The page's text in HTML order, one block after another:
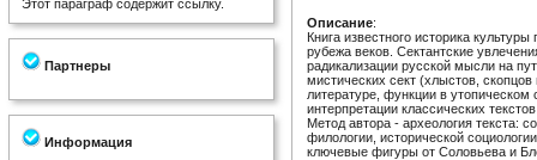
Этот параграф содержит ссылку.
Партнеры
Информация
Описание:
Книга известного историка
рубежа веков. Сектантские
радикализации русской мысли на
мистических сект (хлыстов,
литературе, функции в
интерпретации классических
Метод автора - археология текста:
филологии, исторической
ключевые фигуры от Соловьева и